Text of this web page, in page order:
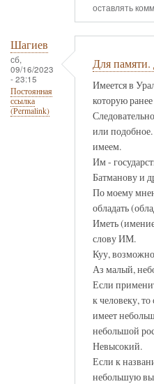
оставлять
Шагиев
сб,
09/16/2023
- 23:15
Постоянная
ссылка
(Permalink)
Для
Имеется в
которую
или
имеем.
Им -
Батманову и
По моему
обладать
Иметь
слову ИМ.
Куу,
Аз малый,
Если
к человеку,
имеет
небольшой
Невысокий.
Если к
небольшую